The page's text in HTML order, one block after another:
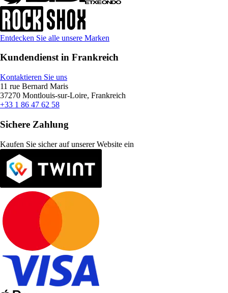
Entdecken Sie alle unsere Marken
Kundendienst in Frankreich
Kontaktieren Sie uns
11 rue Bernard Maris
37270 Montlouis-sur-Loire, Frankreich
+33 1 86 47 62 58
Sichere Zahlung
Kaufen Sie sicher auf unserer Website ein